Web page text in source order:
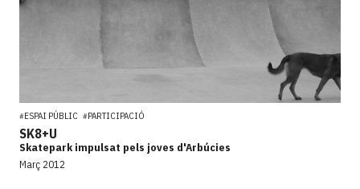
#ESPAI PÚBLIC #PARTICIPACIÓ
SK8+U
Skatepark impulsat pels joves d'Arbúcies
Març 2012